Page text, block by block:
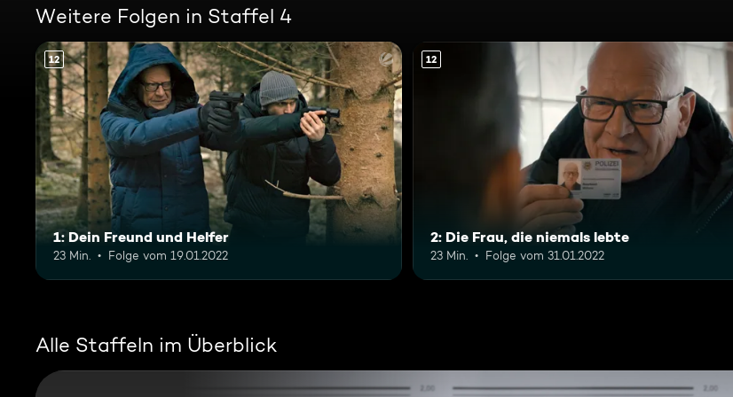
Weitere Folgen in Staffel 4
12
1: Dein Freund und Helfer
23 Min. Folge vom 19.01.2022
12
2: Die Frau, die niemals lebte
23 Min. Folge vom 31.01.2022
Alle Staffeln im Überblick